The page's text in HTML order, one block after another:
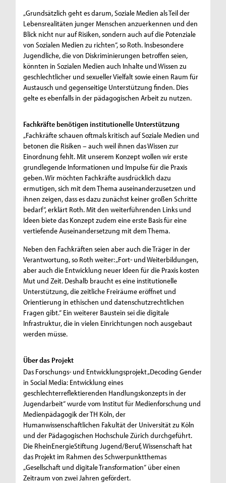
„Grundsätzlich geht es darum, Soziale Medien als Teil der
Lebensrealitäten junger Menschen anzuerkennen und den
Blick nicht nur auf Risiken, sondern auch auf die Potenziale
von Sozialen Medien zu richten“, so Roth. Insbesondere
Jugendliche, die von Diskriminierungen betroffen seien,
könnten in Sozialen Medien auch Inhalte und Wissen zu
geschlechtlicher und sexueller Vielfalt sowie einen Raum für
Austausch und gegenseitige Unterstützung finden. Dies
gelte es ebenfalls in der pädagogischen Arbeit zu nutzen.
Fachkräfte benötigen institutionelle Unterstützung
„Fachkräfte schauen oftmals kritisch auf Soziale Medien und
betonen die Risiken – auch weil ihnen das Wissen zur
Einordnung fehlt. Mit unserem Konzept wollen wir erste
grundlegende Informationen und Impulse für die Praxis
geben. Wir möchten Fachkräfte ausdrücklich dazu
ermutigen, sich mit dem Thema auseinanderzusetzen und
ihnen zeigen, dass es dazu zunächst keiner großen Schritte
bedarf“, erklärt Roth. Mit den weiterführenden Links und
Ideen biete das Konzept zudem eine erste Basis für eine
vertiefende Auseinandersetzung mit dem Thema.
Neben den Fachkräften seien aber auch die Träger in der
Verantwortung, so Roth weiter: „Fort- und Weiterbildungen,
aber auch die Entwicklung neuer Ideen für die Praxis kosten
Mut und Zeit. Deshalb braucht es eine institutionelle
Unterstützung, die zeitliche Freiräume eröffnet und
Orientierung in ethischen und datenschutzrechtlichen
Fragen gibt.“ Ein weiterer Baustein sei die digitale
Infrastruktur, die in vielen Einrichtungen noch ausgebaut
werden müsse.
Über das Projekt
Das Forschungs- und Entwicklungsprojekt „Decoding Gender
in Social Media: Entwicklung eines
geschlechterreflektierenden Handlungskonzepts in der
Jugendarbeit“ wurde vom Institut für Medienforschung und
Medienpädagogik der TH Köln, der
Humanwissenschaftlichen Fakultät der Universität zu Köln
und der Pädagogischen Hochschule Zürich durchgeführt.
Die RheinEnergieStiftung Jugend/Beruf, Wissenschaft hat
das Projekt im Rahmen des Schwerpunktthemas
„Gesellschaft und digitale Transformation“ über einen
Zeitraum von zwei Jahren gefördert.